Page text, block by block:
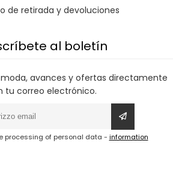
de retirada y devoluciones
al boletín
avances y ofertas directamente
tu correo electrónico.
processing of personal data - information